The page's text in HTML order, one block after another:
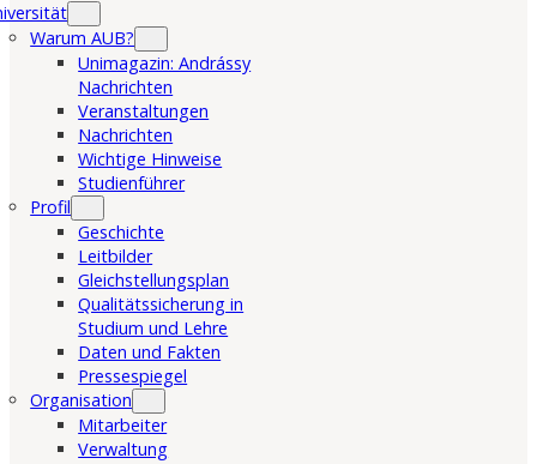
Warum AUB?
Unimagazin: Andrássy
Nachrichten
Veranstaltungen
Nachrichten
Wichtige Hinweise
Studienführer
Profil
Geschichte
Leitbilder
Gleichstellungsplan
Qualitätssicherung in
Studium und Lehre
Daten und Fakten
Pressespiegel
Organisation
Mitarbeiter
Verwaltung